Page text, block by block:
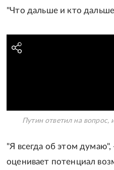
"Что дальше и кто
Путин ответил на
"Я всегда об этом
оценивает потенциал